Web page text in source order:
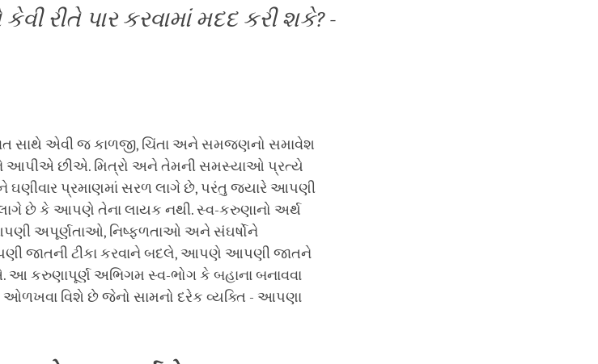
રીતે પાર કરવામાં મદદ કરી શકે? -
સાથે એવી જ કાળજી, ચિંતા અને સમજણનો સમાવેશ
આપીએ છીએ. મિત્રો અને તેમની સમસ્યાઓ પ્રત્યે
ઘણીવાર પ્રમાણમાં સરળ લાગે છે, પરંતુ જ્યારે આપણી
છે કે આપણે તેના લાયક નથી. સ્વ-કરુણાનો અર્થ
આપણી અપૂર્ણતાઓ, નિષ્ફળતાઓ અને સંઘર્ષોને
જાતની ટીકા કરવાને બદલે, આપણે આપણી જાતને
અભિગમ સ્વ-ભોગ કે બહાના બનાવવા
ઓળખવા વિશે છે જેનો સામનો દરેક વ્યક્તિ - આપણા